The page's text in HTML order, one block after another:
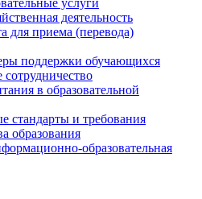
деятельность
для приема (перевода)
поддержки обучающихся
в образовательной
стандарты и требования
образования
образовательная